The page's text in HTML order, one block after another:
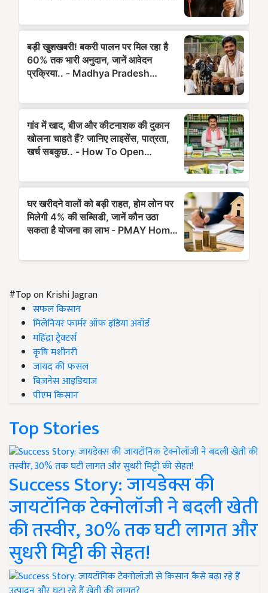
#Top on Krishi Jagran
सफल किसान
मिलेनियर फार्मर ऑफ इंडिया अवॉर्ड
महिंद्रा ट्रैक्टर्स
कृषि मशीनरी
जायद की फसल
बिज़नेस आइडियाज
पीएम किसान
Top Stories
Success Story: जायडेक्स की
जायटॉनिक टेक्नोलॉजी ने बदली खेती
की तस्वीर, 30% तक घटी लागत और
सुधरी मिट्टी की सेहत!